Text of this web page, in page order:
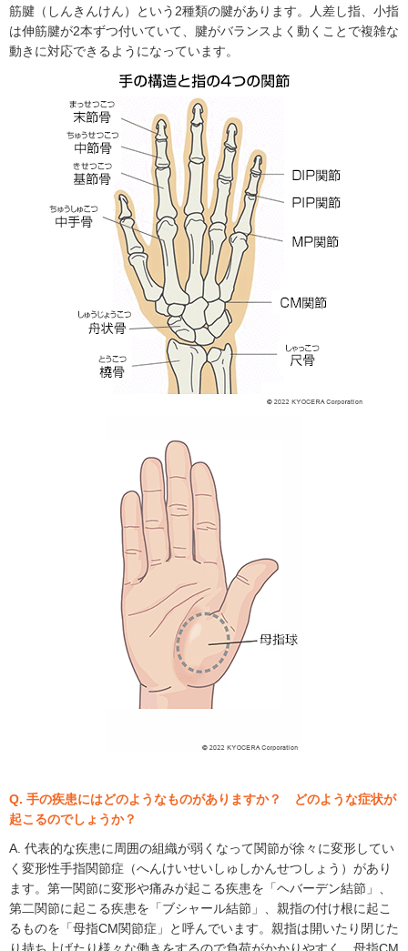
筋腱（しんきんけん）という2種類の腱があります。人差し指、小指
は伸筋腱が2本ずつ付いていて、腱がバランスよく動くことで複雑な
動きに対応できるようになっています。
Q. 手の疾患にはどのようなものがありますか？ どのような症状が
起こるのでしょうか？
A. 代表的な疾患に周囲の組織が弱くなって関節が徐々に変形してい
く変形性手指関節症（へんけいせいしゅしかんせつしょう）があり
ます。第一関節に変形や痛みが起こる疾患を「ヘバーデン結節」、
第二関節に起こる疾患を「ブシャール結節」、親指の付け根に起こ
るものを「母指CM関節症」と呼んでいます。親指は開いたり閉じた